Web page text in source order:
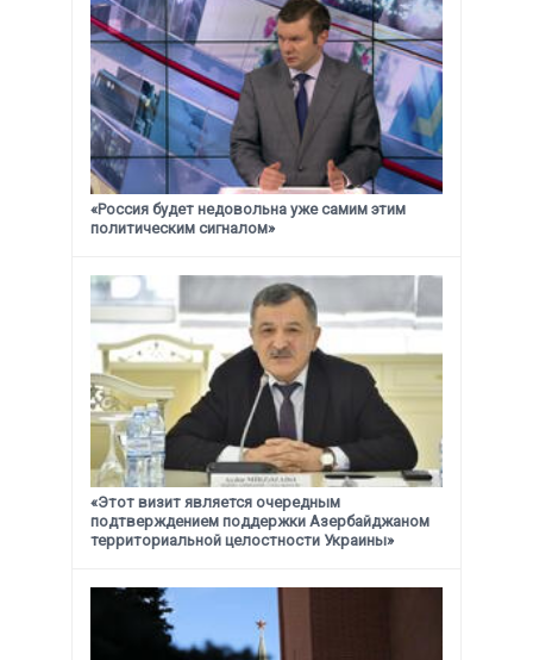
«Россия будет недовольна уже самим этим
политическим сигналом»
«Этот визит является очередным
подтверждением поддержки Азербайджаном
территориальной целостности Украины»